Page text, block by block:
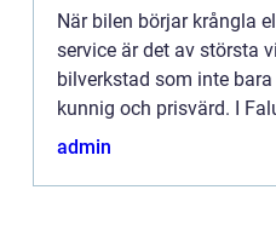
När bilen börjar krångla
service är det av största
bilverkstad som inte
kunnig och prisvärd. I
admin